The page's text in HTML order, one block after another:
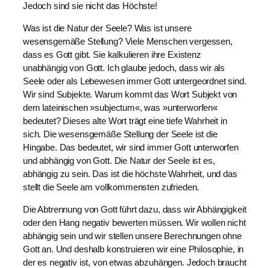
Jedoch sind sie nicht das Höchste!
Was ist die Natur der Seele? Was ist unsere
wesensgemäße Stellung? Viele Menschen vergessen,
dass es Gott gibt. Sie kalkulieren ihre Existenz
unabhängig von Gott. Ich glaube jedoch, dass wir als
Seele oder als Lebewesen immer Gott untergeordnet sind.
Wir sind Subjekte. Warum kommt das Wort Subjekt von
dem lateinischen »subjectum«, was »unterworfen«
bedeutet? Dieses alte Wort trägt eine tiefe Wahrheit in
sich. Die wesensgemäße Stellung der Seele ist die
Hingabe. Das bedeutet, wir sind immer Gott unterworfen
und abhängig von Gott. Die Natur der Seele ist es,
abhängig zu sein. Das ist die höchste Wahrheit, und das
stellt die Seele am vollkommensten zufrieden.
Die Abtrennung von Gott führt dazu, dass wir Abhängigkeit
oder den Hang negativ bewerten müssen. Wir wollen nicht
abhängig sein und wir stellen unsere Berechnungen ohne
Gott an. Und deshalb konstruieren wir eine Philosophie, in
der es negativ ist, von etwas abzuhängen. Jedoch braucht